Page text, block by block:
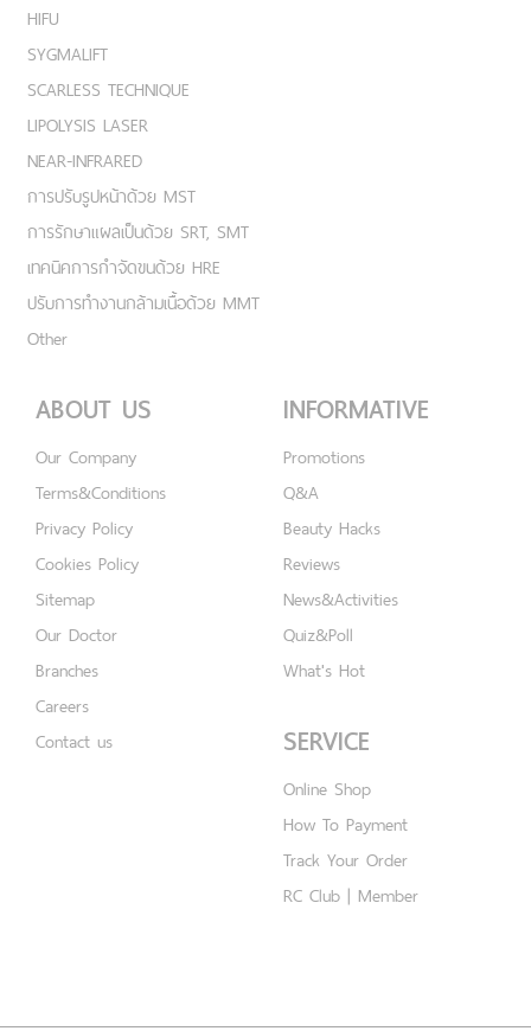
HIFU
SYGMALIFT
SCARLESS TECHNIQUE
LIPOLYSIS LASER
NEAR-INFRARED
การปรับรูปหน้าด้วย MST
การรักษาแผลเป็นด้วย SRT, SMT
เทคนิคการกำจัดขนด้วย HRE
ปรับการทำงานกล้ามเนื้อด้วย MMT
Other
ABOUT US
Our Company
Terms&Conditions
Privacy Policy
Cookies Policy
Sitemap
Our Doctor
Branches
Careers
Contact us
INFORMATIVE
Promotions
Q&A
Beauty Hacks
Reviews
News&Activities
Quiz&Poll
What's Hot
SERVICE
Online Shop
How To Payment
Track Your Order
RC Club | Member